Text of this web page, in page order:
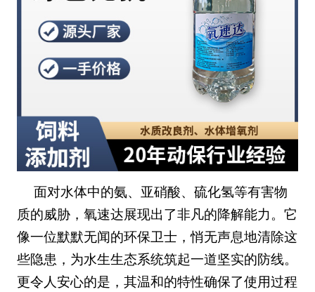
面对水体中的氨、亚硝酸、硫化氢等有害物
质的威胁，氧速达展现出了非凡的降解能力。它
像一位默默无闻的环保卫士，悄无声息地清除这
些隐患，为水生生态系统筑起一道坚实的防线。
更令人安心的是，其温和的特性确保了使用过程